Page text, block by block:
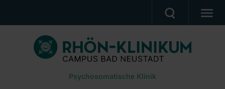
PATIENTEN UND ANGEHÖRIGE
BEHANDLUNGSANGEBOT
BERUF UND KARRIEREPsychosomatische Klinik